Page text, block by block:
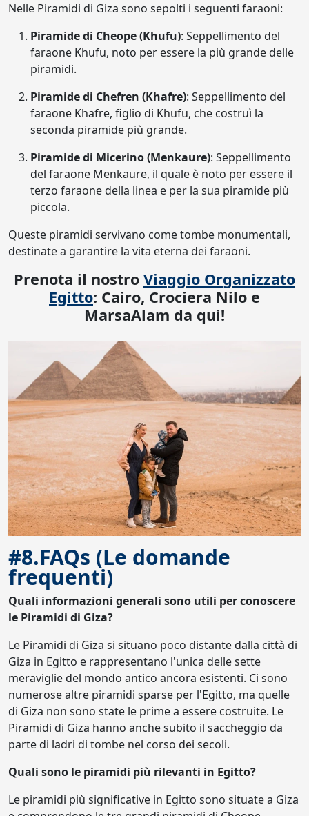
Nelle Piramidi di Giza sono sepolti i seguenti faraoni:
Piramide di Cheope (Khufu): Seppellimento del
faraone Khufu, noto per essere la più grande delle
piramidi.
Piramide di Chefren (Khafre): Seppellimento del
faraone Khafre, figlio di Khufu, che costruì la
seconda piramide più grande.
Piramide di Micerino (Menkaure): Seppellimento
del faraone Menkaure, il quale è noto per essere il
terzo faraone della linea e per la sua piramide più
piccola.
Queste piramidi servivano come tombe monumentali,
destinate a garantire la vita eterna dei faraoni.
Prenota il nostro Viaggio Organizzato
Egitto: Cairo, Crociera Nilo e
MarsaAlam da qui!
#8.FAQs (Le domande
frequenti)
Quali informazioni generali sono utili per conoscere
le Piramidi di Giza?
Le Piramidi di Giza si situano poco distante dalla città di
Giza in Egitto e rappresentano l'unica delle sette
meraviglie del mondo antico ancora esistenti. Ci sono
numerose altre piramidi sparse per l'Egitto, ma quelle
di Giza non sono state le prime a essere costruite. Le
Piramidi di Giza hanno anche subito il saccheggio da
parte di ladri di tombe nel corso dei secoli.
Quali sono le piramidi più rilevanti in Egitto?
Le piramidi più significative in Egitto sono situate a Giza